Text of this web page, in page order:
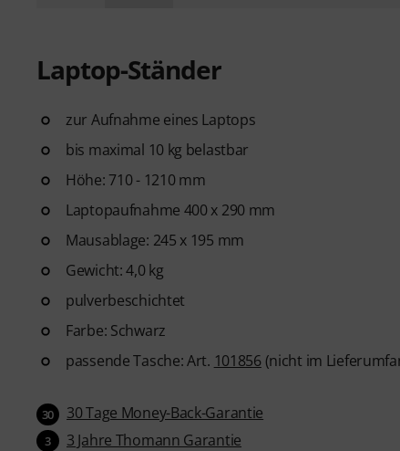
Laptop-Ständer
zur Aufnahme eines Laptops
bis maximal 10 kg belastbar
Höhe: 710 - 1210 mm
Laptopaufnahme 400 x 290 mm
Mausablage: 245 x 195 mm
Gewicht: 4,0 kg
pulverbeschichtet
Farbe: Schwarz
passende Tasche: Art. 101856 (nicht im
30 30 Tage Money-Back-Garantie
3 3 Jahre Thomann Garantie